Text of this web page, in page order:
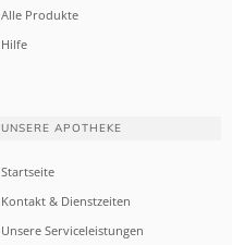
Alle Produkte
Hilfe
UNSERE APOTHEKE
Startseite
Kontakt & Dienstzeiten
Unsere Serviceleistungen